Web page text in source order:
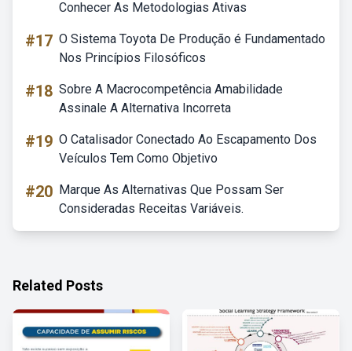
Conhecer As Metodologias Ativas
#17 O Sistema Toyota De Produção é Fundamentado
Nos Princípios Filosóficos
#18 Sobre A Macrocompetência Amabilidade
Assinale A Alternativa Incorreta
#19 O Catalisador Conectado Ao Escapamento Dos
Veículos Tem Como Objetivo
#20 Marque As Alternativas Que Possam Ser
Consideradas Receitas Variáveis.
Related Posts